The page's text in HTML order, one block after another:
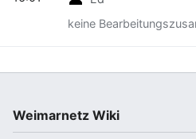
keine
Weimarnetz Wiki